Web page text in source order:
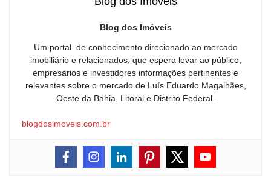
Blog dos Imóveis
Um portal de conhecimento direcionado ao mercado
imobiliário e relacionados, que espera levar ao público,
empresários e investidores informações pertinentes e
relevantes sobre o mercado de Luís Eduardo Magalhães,
Oeste da Bahia, Litoral e Distrito Federal.
blogdosimoveis.com.br